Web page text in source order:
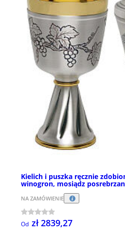
Kielich i puszka ręcznie
winogron, mosiądz
NA ZAMÓWIENIE
Od zł 2839,27